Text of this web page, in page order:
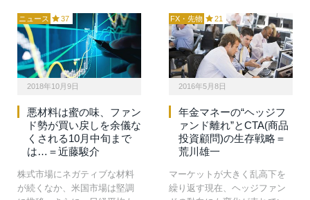
ニュース 37
2018年10月9日
悪材料は蜜の味、ファン
ド勢が買い戻しを余儀な
くされる10月中旬まで
は…＝近藤駿介
株式市場にネガティブな材料
が続くなか、米国市場は堅調
FX・先物 21
2016年5月8日
年金マネーの“ヘッジフ
ァンド離れ”とCTA(商品
投資顧問)の生存戦略＝
荒川雄一
マーケットが大きく乱高下を
繰り返す現在、ヘッジファン